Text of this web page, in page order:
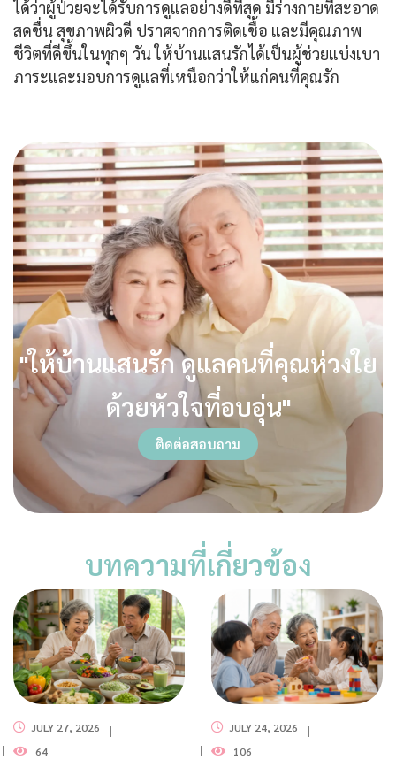
ได้ว่าผู้ป่วยจะได้รับการดูแลอย่างดีที่สุด มีร่างกายที่สะอาด
สดชื่น สุขภาพผิวดี ปราศจากการติดเชื้อ และมีคุณภาพ
ชีวิตที่ดีขึ้นในทุกๆ วัน ให้บ้านแสนรักได้เป็นผู้ช่วยแบ่งเบา
ภาระและมอบการดูแลที่เหนือกว่าให้แก่คนที่คุณรัก
"ให้บ้านแสนรัก ดูแลคนที่คุณห่วงใย
ด้วยหัวใจที่อบอุ่น"
ติดต่อสอบถาม
บทความที่เกี่ยวข้อง
JULY 27, 2026
64
JULY 24, 2026
106